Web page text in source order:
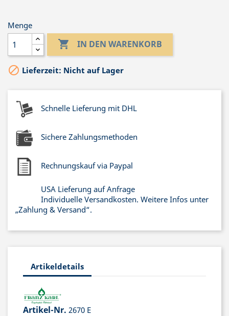
Menge
 IN DEN WARENKORB
 Lieferzeit: Nicht auf Lager
Schnelle Lieferung mit DHL
Sichere Zahlungsmethoden
Rechnungskauf via Paypal
USA Lieferung auf Anfrage
Individuelle Versandkosten. Weitere Infos unter
„Zahlung & Versand“.
Artikeldetails
Artikel-Nr. 2670 E